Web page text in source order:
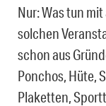
Nur: Was tun
solchen
schon aus
Ponchos, Hüte,
Plaketten,